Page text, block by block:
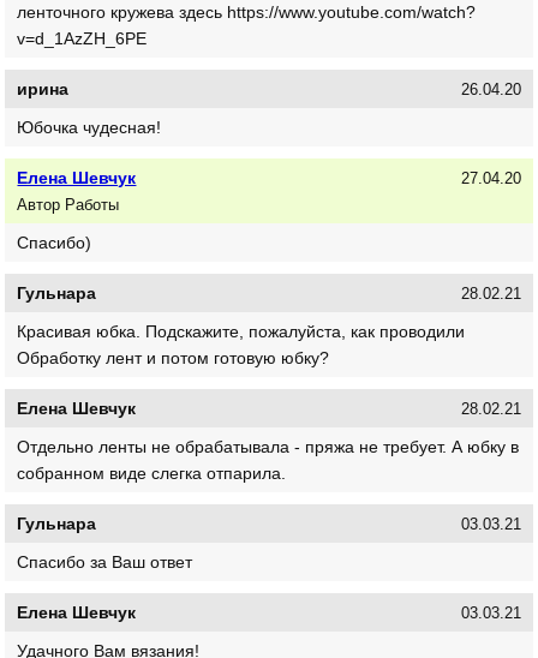
ленточного кружева здесь https://www.youtube.com/watch?
v=d_1AzZH_6PE
ирина 26.04.20
Юбочка чудесная!
Елена Шевчук
Автор Работы
27.04.20
Спасибо)
Гульнара 28.02.21
Красивая юбка. Подскажите, пожалуйста, как проводили
Обработку лент и потом готовую юбку?
Елена Шевчук 28.02.21
Отдельно ленты не обрабатывала - пряжа не требует. А юбку в
собранном виде слегка отпарила.
Гульнара 03.03.21
Спасибо за Ваш ответ
Елена Шевчук 03.03.21
Удачного Вам вязания!